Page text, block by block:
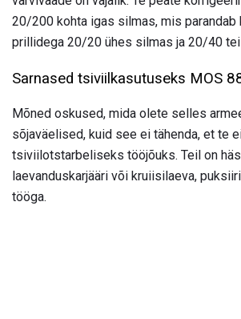
20/200 kohta igas silmas, mis parandab
prillidega 20/20 ühes silmas ja 20/40
Sarnased tsiviilkasutuseks MOS
Mõned oskused, mida olete selles
sõjaväelised, kuid see ei tähenda, et te
tsiviilotstarbeliseks tööjõuks. Teil on
laevanduskarjääri või kruiisilaeva,
tööga.